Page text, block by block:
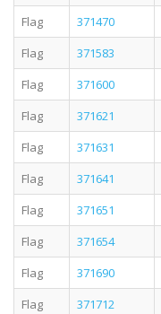
Flag
371470
Flag
371583
Flag
371600
Flag
371621
Flag
371631
Flag
371641
Flag
371651
Flag
371654
Flag
371690
Flag
371712